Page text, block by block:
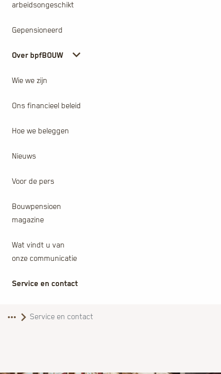
arbeidsongeschikt
Gepensioneerd
Over bpfBOUW
Wie we zijn
Ons financieel beleid
Hoe we beleggen
Nieuws
Voor de pers
Bouwpensioen
magazine
Wat vindt u van
onze communicatie
Service en contact